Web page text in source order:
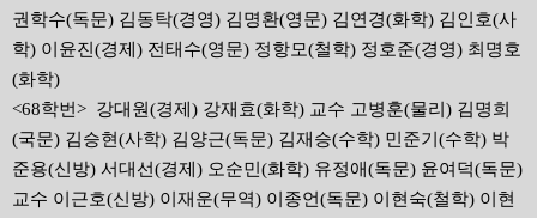
권학수(독문) 김동탁(경영) 김명환(영문) 김연경(화학) 김인호(사
학) 이윤진(경제) 전태수(영문) 정항모(철학) 정호준(경영) 최명호
(화학)
<68학번> 강대원(경제) 강재효(화학) 교수 고병훈(물리) 김명희
(국문) 김승현(사학) 김양근(독문) 김재승(수학) 민준기(수학) 박
준용(신방) 서대선(경제) 오순민(화학) 유정애(독문) 윤여덕(독문)
교수 이근호(신방) 이재운(무역) 이종언(독문) 이현숙(철학) 이현